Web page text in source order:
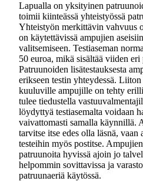
Lapualla on yksityinen
toimii kiinteässä yhteistyössä
Yhteistyön merkittävin vahvuus
on käytettävissä ampujien
valitsemiseen. Testiaseman
50 euroa, mikä sisältää viiden
Patruunoiden lisätestauksesta
erikseen testin yhteydessä.
kuuluville ampujille on tehty
tulee tiedustella
löydyttyä testiasemalta voidaan
vaivattomasti samalla käynnillä.
tarvitse itse edes olla läsnä, vaan
testeihin myös postitse.
patruunoita hyvissä ajoin jo
helpommin sovittavissa ja
patruunaeriä käytössä.